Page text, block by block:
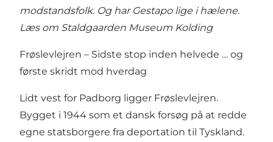
modstandsfolk. Og har Gestapo lige i hælene.
Læs om Staldgaarden Museum Kolding
Frøslevlejren – Sidste stop inden helvede … og
første skridt mod hverdag
Lidt vest for Padborg ligger Frøslevlejren.
Bygget i 1944 som et dansk forsøg på at redde
egne statsborgere fra deportation til Tyskland.